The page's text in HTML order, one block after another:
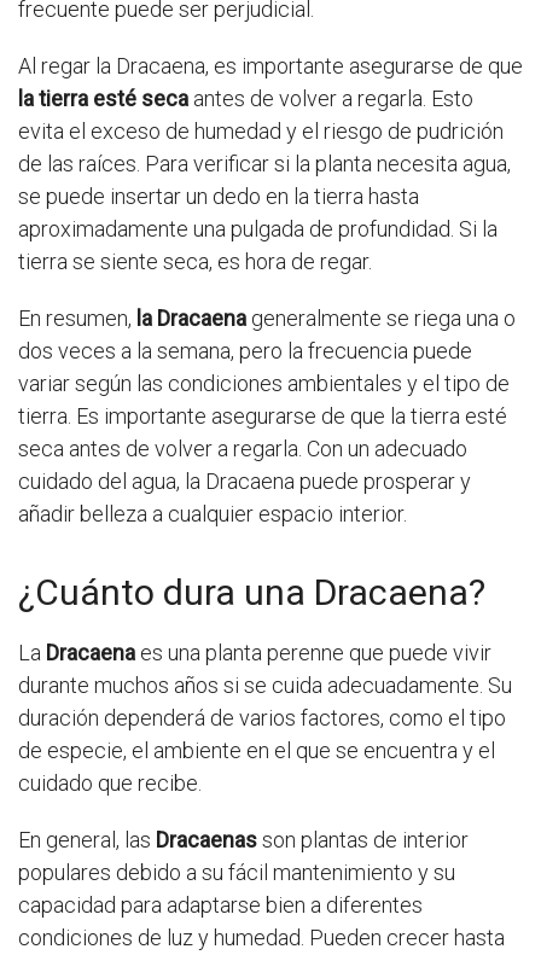
frecuente puede ser perjudicial.
Al regar la Dracaena, es importante asegurarse de que
la tierra esté seca antes de volver a regarla. Esto
evita el exceso de humedad y el riesgo de pudrición
de las raíces. Para verificar si la planta necesita agua,
se puede insertar un dedo en la tierra hasta
aproximadamente una pulgada de profundidad. Si la
tierra se siente seca, es hora de regar.
En resumen, la Dracaena generalmente se riega una o
dos veces a la semana, pero la frecuencia puede
variar según las condiciones ambientales y el tipo de
tierra. Es importante asegurarse de que la tierra esté
seca antes de volver a regarla. Con un adecuado
cuidado del agua, la Dracaena puede prosperar y
añadir belleza a cualquier espacio interior.
¿Cuánto dura una Dracaena?
La Dracaena es una planta perenne que puede vivir
durante muchos años si se cuida adecuadamente. Su
duración dependerá de varios factores, como el tipo
de especie, el ambiente en el que se encuentra y el
cuidado que recibe.
En general, las Dracaenasson plantas de interior
populares debido a su fácil mantenimiento y su
capacidad para adaptarse bien a diferentes
condiciones de luz y humedad. Pueden crecer hasta